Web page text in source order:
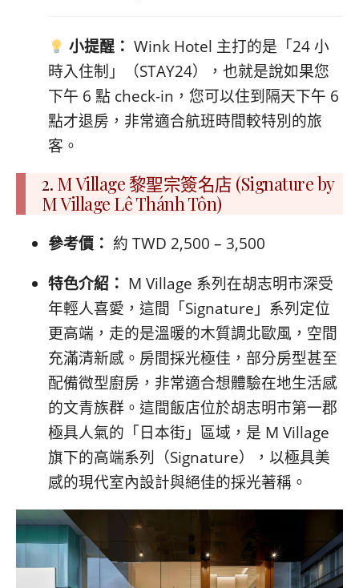
小提醒： Wink Hotel 主打的是「24 小
時入住制」（STAY24），也就是說如果您
下午 6 點 check-in，您可以住到隔天下午 6
點才退房，非常適合航班時間較特別的旅
客。
2. M Village 黎聖宗簽名店 (Signature by
M Village Lê Thánh Tôn)
參考價： 約 TWD 2,500 – 3,500
特色介紹： M Village 系列在胡志明市深受
年輕人喜愛，這間「Signature」系列定位
更高端，走的是溫暖的木質調北歐風，空間
充滿清新感。房間採光極佳，部分房型甚至
配備微型廚房，非常適合想體驗在地生活感
的文青族群。這間飯店位於胡志明市第一郡
極具人氣的「日本街」區域，是 M Village
旗下的高端系列（Signature），以極具美
感的現代室內設計與絕佳的採光著稱。